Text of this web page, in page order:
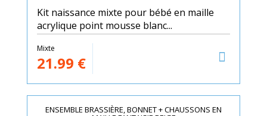
Kit naissance mixte pour bébé en maille
acrylique point mousse blanc...
Mixte
21.99 €
ENSEMBLE BRASSIÈRE, BONNET + CHAUSSONS EN